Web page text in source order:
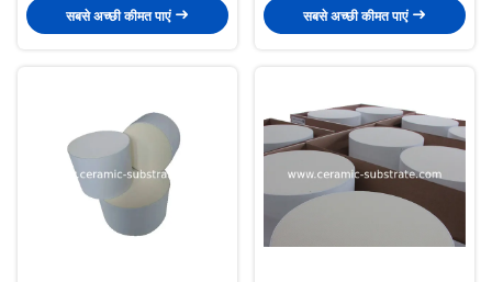
सबसे अच्छी कीमत पाएं सबसे अच्छी कीमत पाएं